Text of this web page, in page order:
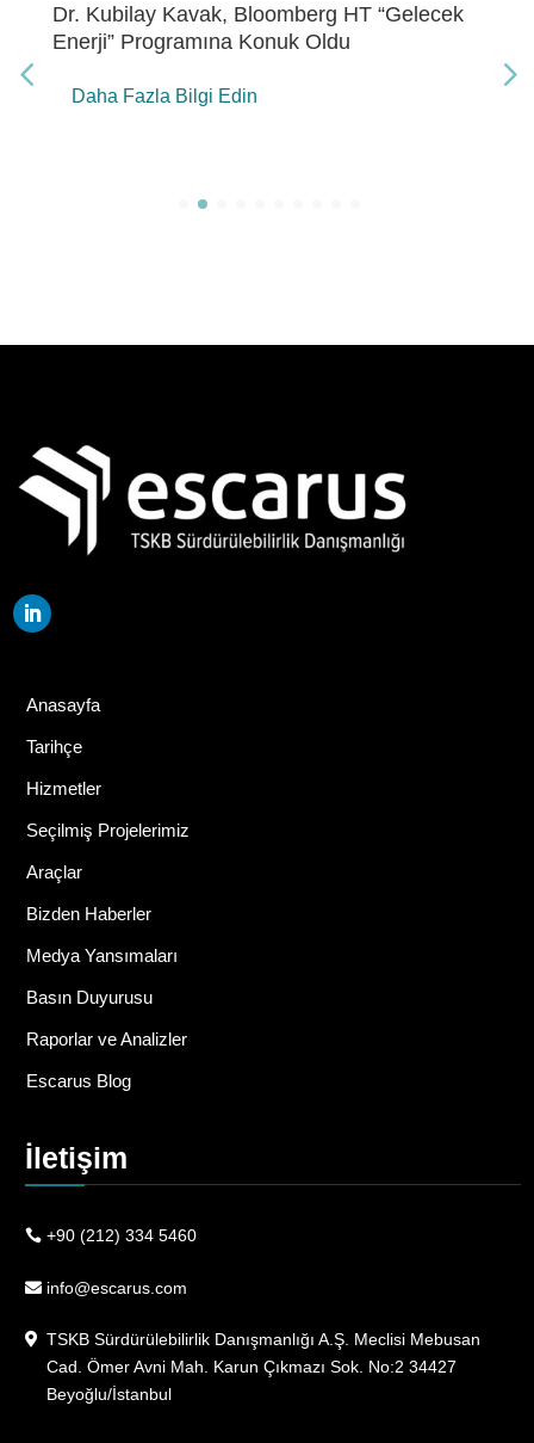
Dr. Kubilay Kavak, Bloomberg HT “Gelecek
Enerji” Programına Konuk Oldu
Daha Fazla Bilgi Edin
Anasayfa
Tarihçe
Hizmetler
Seçilmiş Projelerimiz
Araçlar
Bizden Haberler
Medya Yansımaları
Basın Duyurusu
Raporlar ve Analizler
Escarus Blog
İletişim
+90 (212) 334 5460
info@escarus.com
TSKB Sürdürülebilirlik Danışmanlığı A.Ş. Meclisi Mebusan
Cad. Ömer Avni Mah. Karun Çıkmazı Sok. No:2 34427
Beyoğlu/İstanbul